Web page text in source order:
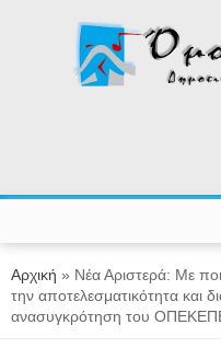
Είστε εδώ
Αρχική » Νέα Αριστερά: Με
την αποτελεσματικότητα και
ανασυγκρότηση του